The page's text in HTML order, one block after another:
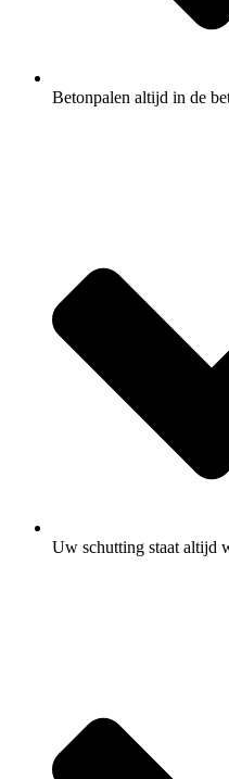
Betonpalen altijd in de
Uw schutting staat altijd